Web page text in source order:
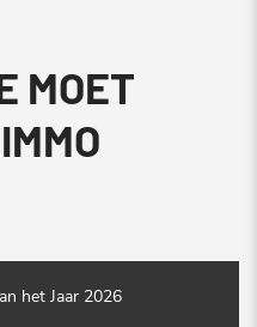
MOET
het Jaar 2026